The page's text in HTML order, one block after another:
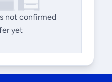
not confirmed
yet